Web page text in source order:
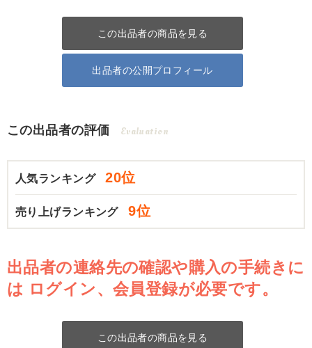
この出品者の商品を見る
出品者の公開プロフィール
この出品者の評価 Evaluation
人気ランキング 20位
売り上げランキング 9位
出品者の連絡先の確認や購入の手続きに
は ログイン、会員登録が必要です。
この出品者の商品を見る